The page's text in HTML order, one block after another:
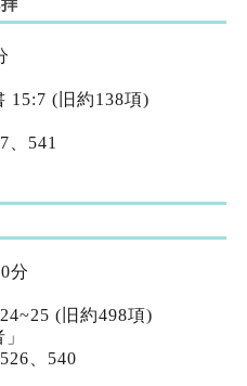
(旧約138項)
、541
分
(旧約498項)
526 、540